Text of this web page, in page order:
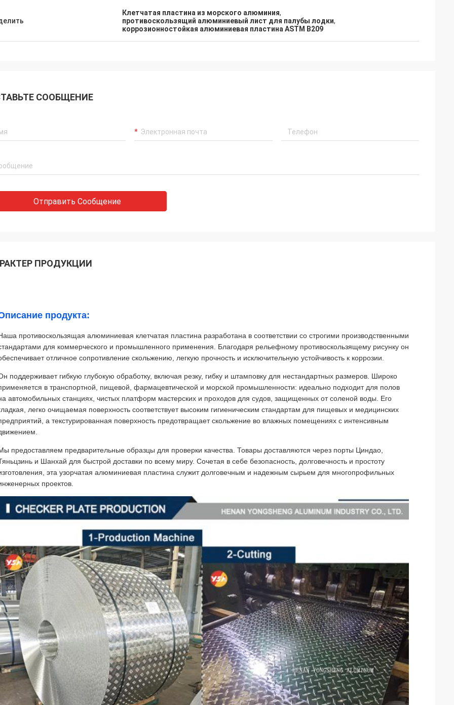
Клетчатая пластина из морского алюминия,
противоскользящий алюминиевый лист для палубы лодки,
коррозионностойкая алюминиевая пластина ASTM B209
СООБЩЕНИЕ
Отправить Сообщение
ПРОДУКЦИИ
продукта:
противоскользящая алюминиевая клетчатая пластина разработана в соответствии со строгими производственными
для коммерческого и промышленного применения. Благодаря рельефному противоскользящему рисунку он
отличное сопротивление скольжению, легкую прочность и исключительную устойчивость к коррозии.
поддерживает гибкую глубокую обработку, включая резку, гибку и штамповку для нестандартных размеров. Широко
в транспортной, пищевой, фармацевтической и морской промышленности: идеально подходит для полов
автомобильных станциях, чистых платформ мастерских и проходов для судов, защищенных от соленой воды. Его
легко очищаемая поверхность соответствует высоким гигиеническим стандартам для пищевых и медицинских
а текстурированная поверхность предотвращает скольжение во влажных помещениях с интенсивным
предоставляем предварительные образцы для проверки качества. Товары доставляются через порты Циндао,
и Шанхай для быстрой доставки по всему миру. Сочетая в себе безопасность, долговечность и простоту
эта узорчатая алюминиевая пластина служит долговечным и надежным сырьем для многопрофильных
проектов.